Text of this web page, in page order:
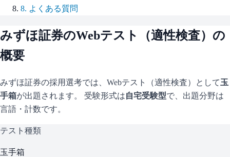
8. よくある質問
みずほ証券のWebテスト（適性検査）の
概要
みずほ証券の採用選考では、Webテスト（適性検査）として玉
手箱が出題されます。 受験形式は自宅受験型で、 出題分野は
言語・計数です。
テスト種類
玉手箱